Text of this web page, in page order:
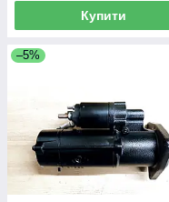
Купити
–5%